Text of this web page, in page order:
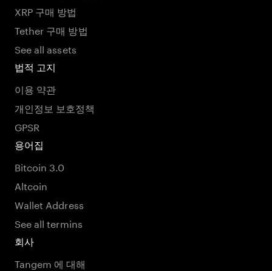
XRP 구매 방법
Tether 구매 방법
See all assets
법적 고지
이용 약관
개인정보 보호정책
GPSR
용어집
Bitcoin 3.0
Altcoin
Wallet Address
See all termins
회사
Tangem 에 대해